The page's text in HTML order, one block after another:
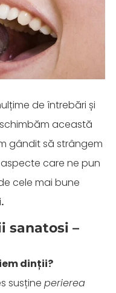
de întrebări și
această
gândit să strângem
care ne pun
cele mai bune
sanatosi –
dinții?
susține perierea